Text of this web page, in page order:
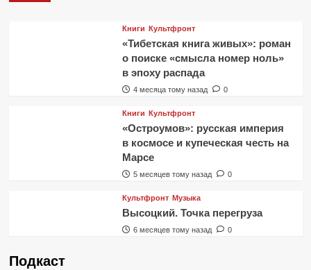
Книги Культфронт
«Тибетская книга живых»: роман
о поиске «смысла номер ноль»
в эпоху распада
4 месяца тому назад 0
Книги Культфронт
«Остроумов»: русская империя
в космосе и купеческая честь на
Марсе
5 месяцев тому назад 0
Культфронт Музыка
Высоцкий. Точка перегруза
6 месяцев тому назад 0
Подкаст